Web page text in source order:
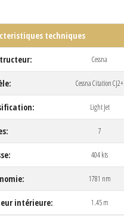
techniques
Cessna
Cessna Citation CJ2+
Light Jet
7
404 kts
1781 nm
intérieure: 1.45 m